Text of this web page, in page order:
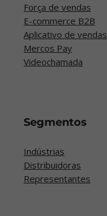
Força de vendas
E-commerce B2B
Aplicativo de vendas
Mercos Pay
Videochamada
Segmentos
Indústrias
Distribuidoras
Representantes